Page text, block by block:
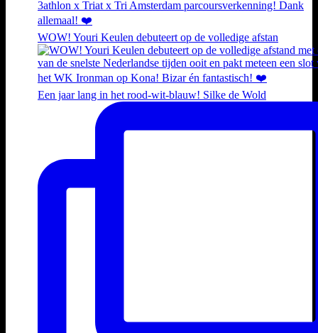
WOW! Youri Keulen debuteert op de volledige afstan
Een jaar lang in het rood-wit-blauw! Silke de Wold